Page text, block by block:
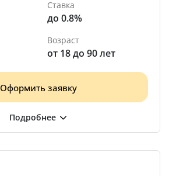
Ставка
до 0.8%
Возраст
от 18 до 90 лет
Оформить заявку